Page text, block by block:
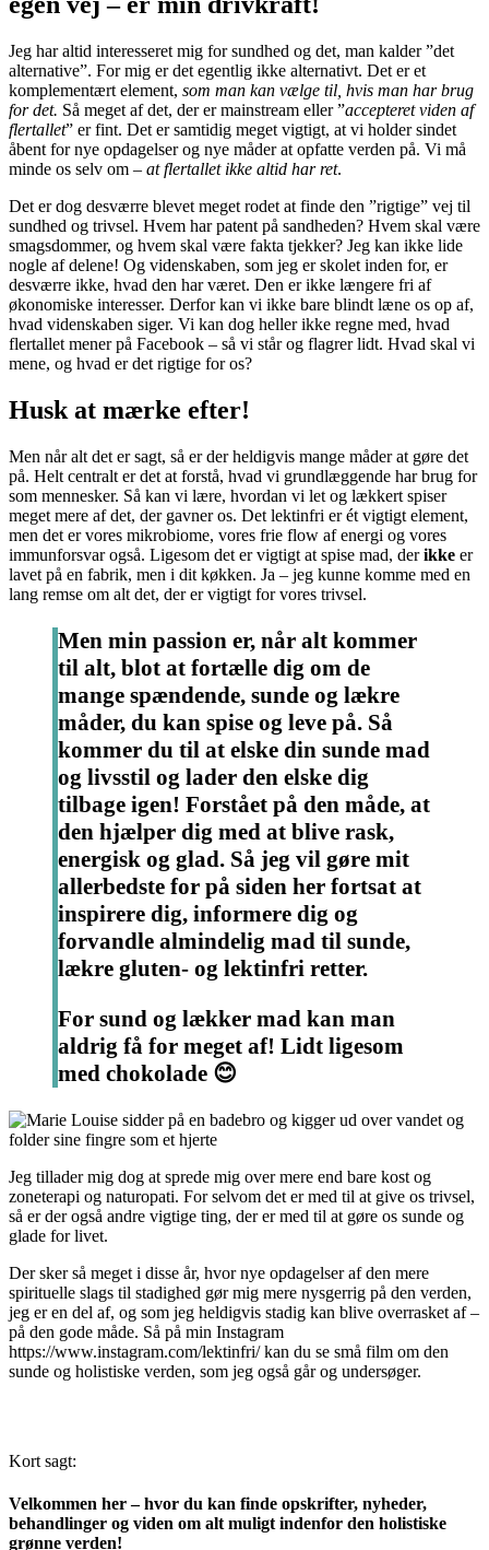
Jeg har altid interesseret mig for sundhed og det, man kalder ”det
alternative”. For mig er det egentlig ikke alternativt. Det er et
komplementært element, som man kan vælge til, hvis man har brug
for det. Så meget af det, der er mainstream eller ”accepteret viden af
flertallet” er fint. Det er samtidig meget vigtigt, at vi holder sindet
åbent for nye opdagelser og nye måder at opfatte verden på. Vi må
minde os selv om – at flertallet ikke altid har ret.
Det er dog desværre blevet meget rodet at finde den ”rigtige” vej til
sundhed og trivsel. Hvem har patent på sandheden? Hvem skal være
smagsdommer, og hvem skal være fakta tjekker? Jeg kan ikke lide
nogle af delene! Og videnskaben, som jeg er skolet inden for, er
desværre ikke, hvad den har været. Den er ikke længere fri af
økonomiske interesser. Derfor kan vi ikke bare blindt læne os op af,
hvad videnskaben siger. Vi kan dog heller ikke regne med, hvad
flertallet mener på Facebook – så vi står og flagrer lidt. Hvad skal vi
mene, og hvad er det rigtige for os?
Husk at mærke efter!
Men når alt det er sagt, så er der heldigvis mange måder at gøre det
på. Helt centralt er det at forstå, hvad vi grundlæggende har brug for
som mennesker. Så kan vi lære, hvordan vi let og lækkert spiser
meget mere af det, der gavner os. Det lektinfri er ét vigtigt element,
men det er vores mikrobiome, vores frie flow af energi og vores
immunforsvar også. Ligesom det er vigtigt at spise mad, derikke er
lavet på en fabrik, men i dit køkken. Ja – jeg kunne komme med en
lang remse om alt det, der er vigtigt for vores trivsel.
Men min passion er, når alt kommer
til alt, blot at fortælle dig om de
mange spændende, sunde og lækre
måder, du kan spise og leve på. Så
kommer du til at elske din sunde mad
og livsstil og lader den elske dig
tilbage igen! Forstået på den måde, at
den hjælper dig med at blive rask,
energisk og glad. Så jeg vil gøre mit
allerbedste for på siden her fortsat at
inspirere dig, informere dig og
forvandle almindelig mad til sunde,
lækre gluten- og lektinfri retter.
For sund og lækker mad kan man
aldrig få for meget af! Lidt ligesom
med chokolade 😊
Jeg tillader mig dog at sprede mig over mere end bare kost og
zoneterapi og naturopati. For selvom det er med til at give os trivsel,
så er der også andre vigtige ting, der er med til at gøre os sunde og
glade for livet.
Der sker så meget i disse år, hvor nye opdagelser af den mere
spirituelle slags til stadighed gør mig mere nysgerrig på den verden,
jeg er en del af, og som jeg heldigvis stadig kan blive overrasket af –
på den gode måde. Så på min Instagram
https://www.instagram.com/lektinfri/ kan du se små film om den
sunde og holistiske verden, som jeg også går og undersøger.
Kort sagt:
Velkommen her – hvor du kan finde opskrifter, nyheder,
behandlinger og viden om alt muligt indenfor den holistiske
grønne verden!